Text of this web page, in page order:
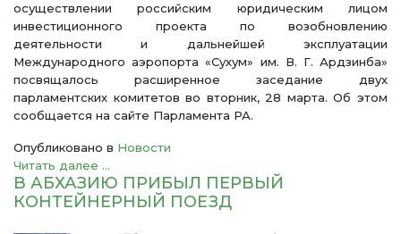
осуществлении российским юридическим лицом
инвестиционного проекта по возобновлению
деятельности и дальнейшей эксплуатации
Международного аэропорта «Сухум» им. В. Г. Ардзинба»
посвящалось расширенное заседание двух
парламентских комитетов во вторник, 28 марта. Об этом
сообщается на сайте Парламента РА.
Опубликовано в Новости
Читать далее ...
В АБХАЗИЮ ПРИБЫЛ ПЕРВЫЙ
КОНТЕЙНЕРНЫЙ ПОЕЗД